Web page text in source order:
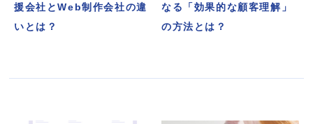
援会社とWeb制作会社の違
いとは？
なる「効果的な顧客理解」
の方法とは？